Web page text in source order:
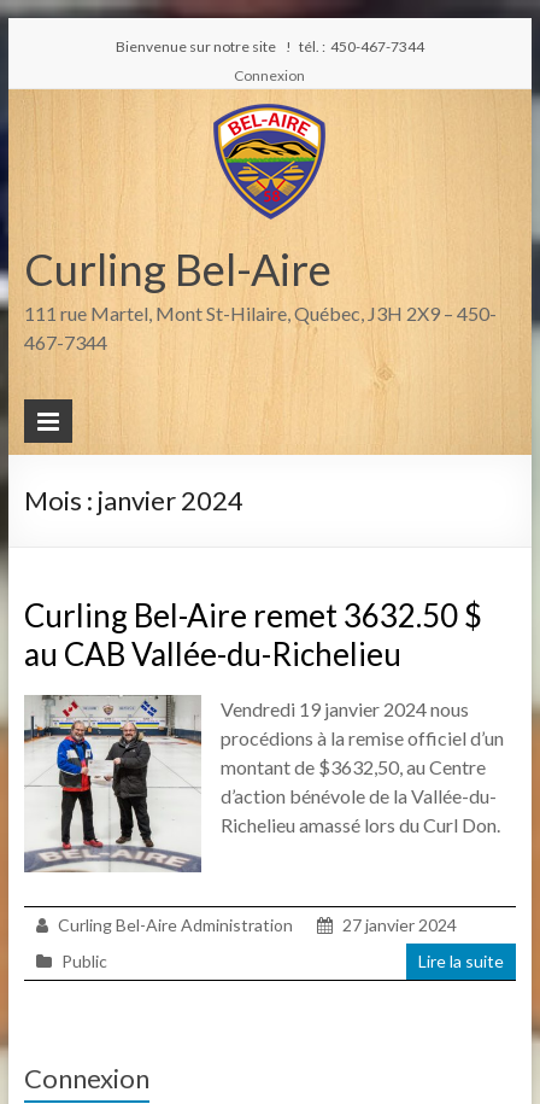
Bienvenue sur notre site ! tél. : 450-467-7344
Connexion
Curling Bel-Aire
111 rue Martel, Mont St-Hilaire, Québec, J3H 2X9 – 450-
467-7344
Mois : janvier 2024
Curling Bel-Aire remet 3632.50 $
au CAB Vallée-du-Richelieu
Vendredi 19 janvier 2024 nous
procédions à la remise officiel d’un
montant de $3632,50, au Centre
d’action bénévole de la Vallée-du-
Richelieu amassé lors du Curl Don.
Curling Bel-Aire Administration
27 janvier 2024
Public
Lire la suite
Connexion